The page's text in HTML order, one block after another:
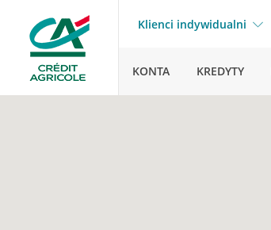
Klienci indywidualni
KONTA KREDYTY